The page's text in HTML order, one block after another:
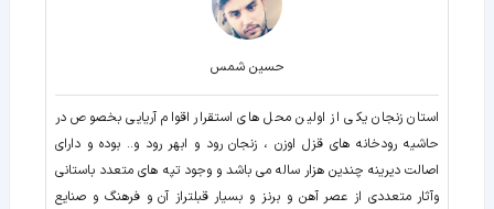
حسين شمس
استان زنجان یکی از اولین محل های استقرار اقوام آریایی بخصوص در
حاشیه رودخانه های قزل اوزن ، زنجان رود و ابهر رود و.. بوده و دارای
اصالت دیرینه چندین هزار ساله می باشد و وجود تپه های متعدد باستانی
وآثار متعددی از عصر آهن و برنز و بسیار قبلتراز آن و فرهنگ و صنایع